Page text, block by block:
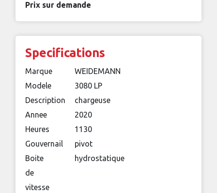
Prix sur demande
Specifications
Marque
WEIDEMANN
Modele
3080 LP
Description
chargeuse
Annee
2020
Heures
1130
Gouvernail
pivot
Boite
de
vitesse
hydrostatique